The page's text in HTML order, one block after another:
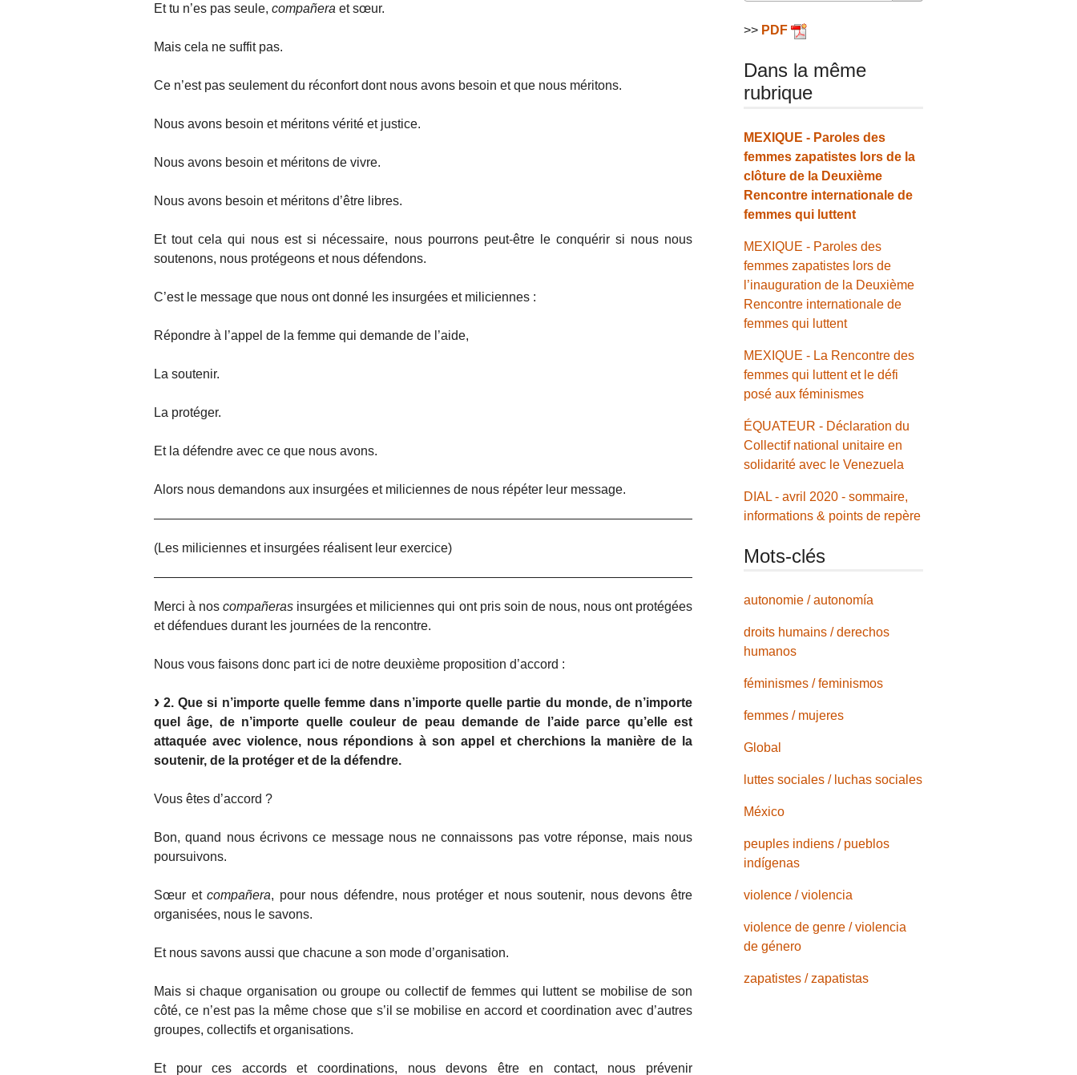
Et tu n’es pas seule, compañera et sœur.
Mais cela ne suffit pas.
Ce n’est pas seulement du réconfort dont nous avons besoin et que nous méritons.
Nous avons besoin et méritons vérité et justice.
Nous avons besoin et méritons de vivre.
Nous avons besoin et méritons d’être libres.
Et tout cela qui nous est si nécessaire, nous pourrons peut-être le conquérir si nous nous
soutenons, nous protégeons et nous défendons.
C’est le message que nous ont donné les insurgées et miliciennes :
Répondre à l’appel de la femme qui demande de l’aide,
La soutenir.
La protéger.
Et la défendre avec ce que nous avons.
Alors nous demandons aux insurgées et miliciennes de nous répéter leur message.
(Les miliciennes et insurgées réalisent leur exercice)
Merci à noscompañeras insurgées et miliciennes qui ont pris soin de nous, nous ont protégées
et défendues durant les journées de la rencontre.
Nous vous faisons donc part ici de notre deuxième proposition d’accord :
2. Que si n’importe quelle femme dans n’importe quelle partie du monde, de n’importe
quel âge, de n’importe quelle couleur de peau demande de l’aide parce qu’elle est
attaquée avec violence, nous répondions à son appel et cherchions la manière de la
soutenir, de la protéger et de la défendre.
Vous êtes d’accord ?
Bon, quand nous écrivons ce message nous ne connaissons pas votre réponse, mais nous
poursuivons.
Sœur etcompañera, pour nous défendre, nous protéger et nous soutenir, nous devons être
organisées, nous le savons.
Et nous savons aussi que chacune a son mode d’organisation.
Mais si chaque organisation ou groupe ou collectif de femmes qui luttent se mobilise de son
côté, ce n’est pas la même chose que s’il se mobilise en accord et coordination avec d’autres
groupes, collectifs et organisations.
Et pour ces accords et coordinations, nous devons être en contact, nous prévenir
>> PDF
Dans la même
rubrique
MEXIQUE - Paroles des
femmes zapatistes lors de la
clôture de la Deuxième
Rencontre internationale de
femmes qui luttent
MEXIQUE - Paroles des
femmes zapatistes lors de
l’inauguration de la Deuxième
Rencontre internationale de
femmes qui luttent
MEXIQUE - La Rencontre des
femmes qui luttent et le défi
posé aux féminismes
ÉQUATEUR - Déclaration du
Collectif national unitaire en
solidarité avec le Venezuela
DIAL - avril 2020 - sommaire,
informations & points de repère
Mots-clés
autonomie / autonomía
droits humains / derechos
humanos
féminismes / feminismos
femmes / mujeres
Global
luttes sociales / luchas sociales
México
peuples indiens / pueblos
indígenas
violence / violencia
violence de genre / violencia
de género
zapatistes / zapatistas